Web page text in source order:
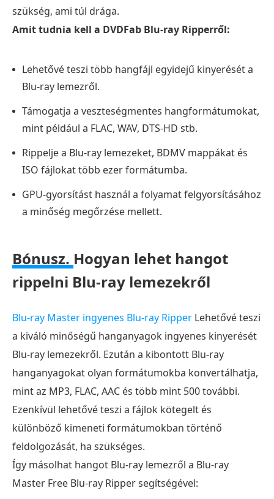
szükség, ami túl drága.
Amit tudnia kell a DVDFab Blu-ray Ripperről:
Lehetővé teszi több hangfájl egyidejű kinyerését a
Blu-ray lemezről.
Támogatja a veszteségmentes hangformátumokat,
mint például a FLAC, WAV, DTS-HD stb.
Rippelje a Blu-ray lemezeket, BDMV mappákat és
ISO fájlokat több ezer formátumba.
GPU-gyorsítást használ a folyamat felgyorsításához
a minőség megőrzése mellett.
Bónusz. Hogyan lehet hangot
rippelni Blu-ray lemezekről
Blu-ray Master ingyenes Blu-ray Ripper Lehetővé teszi
a kiváló minőségű hanganyagok ingyenes kinyerését
Blu-ray lemezekről. Ezután a kibontott Blu-ray
hanganyagokat olyan formátumokba konvertálhatja,
mint az MP3, FLAC, AAC és több mint 500 további.
Ezenkívül lehetővé teszi a fájlok kötegelt és
különböző kimeneti formátumokban történő
feldolgozását, ha szükséges.
Így másolhat hangot Blu-ray lemezről a Blu-ray
Master Free Blu-ray Ripper segítségével: